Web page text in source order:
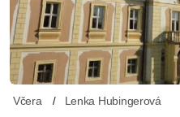
Včera Lenka Hubingerová